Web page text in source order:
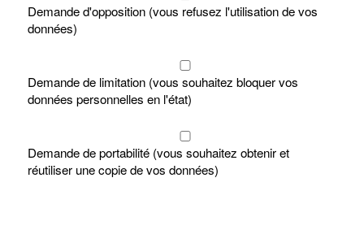
Demande d'opposition (vous refusez l'utilisation de vos
données)
Demande de limitation (vous souhaitez bloquer vos
données personnelles en l'état)
Demande de portabilité (vous souhaitez obtenir et
réutiliser une copie de vos données)